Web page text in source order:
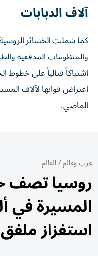
آلاف الدبابات
كما شملت الخسائر
اشتباكاً قتالياً على
اعتراض قواتها لآلاف
الماضي.
عرب وعالم/العالم
روسيا تصف
المسيرة في
استفزاز ملفق